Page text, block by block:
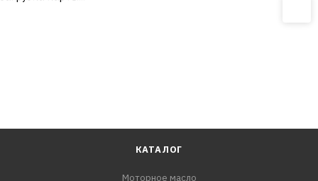
КАТАЛОГ
Моторное масло